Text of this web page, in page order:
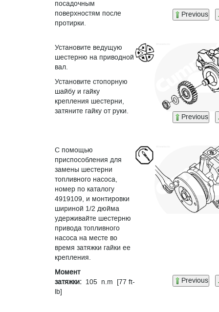
посадочным
поверхностям после
протирки.
Previous
Установите ведущую
шестерню на приводной
вал.
Установите стопорную
шайбу и гайку
крепления шестерни,
затяните гайку от руки.
Previous
С помощью
приспособления для
замены шестерни
топливного насоса,
номер по каталогу
4919109, и монтировки
шириной 1/2 дюйма
удерживайте шестерню
привода топливного
насоса на месте во
время затяжки гайки ее
крепления.
Момент
затяжки: 105 n.m [77 ft-
lb]
Previous